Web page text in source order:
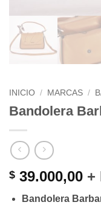
INICIO / MARCAS /
Bandolera
$ 39.000,00 +
Bandolera